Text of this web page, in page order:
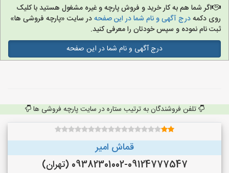
اگر شما هم به کار خرید و فروش پارچه و غیره مشغول هستید با کلیک
روی دکمهدرج آگهی و نام شما در این صفحهدر سایت «پارچه فروشی ها»
ثبت نام نموده و سپس خودتان را معرفی کنید.
درج آگهی و نام شما در این صفحه
تلفن فروشندگان به ترتیب ستاره در سایت پارچه فروشی ها
قماش امیر
09382301002-09124777547 (تهران)